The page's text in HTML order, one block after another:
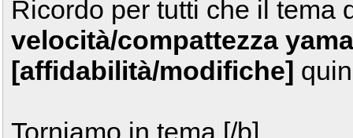
Ricordo per tutti che il tema
velocità/compattezza
[affidabilità/modifiche]
Torniamo in tema [/b]